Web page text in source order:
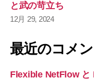
と武の苛立ち
12月 29, 2024
最近のコメ
Flexible NetFlow と